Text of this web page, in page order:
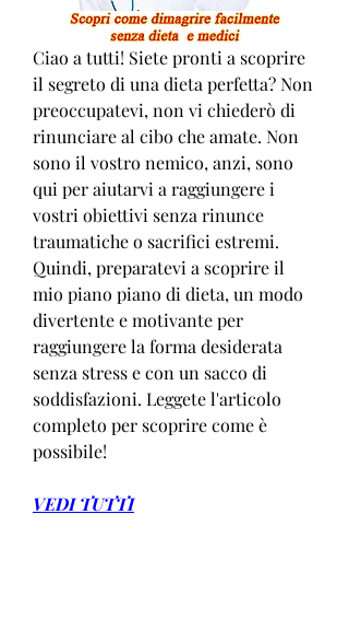
Ciao a tutti! Siete pronti a scoprire
il segreto di una dieta perfetta? Non
preoccupatevi, non vi chiederò di
rinunciare al cibo che amate. Non
sono il vostro nemico, anzi, sono
qui per aiutarvi a raggiungere i
vostri obiettivi senza rinunce
traumatiche o sacrifici estremi.
Quindi, preparatevi a scoprire il
mio piano piano di dieta, un modo
divertente e motivante per
raggiungere la forma desiderata
senza stress e con un sacco di
soddisfazioni. Leggete l'articolo
completo per scoprire come è
possibile!
VEDI TUTTI